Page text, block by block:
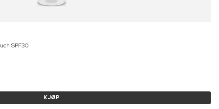
SPF30
KJØP